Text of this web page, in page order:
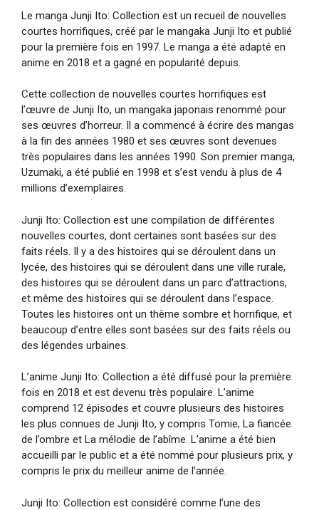
Le manga Junji Ito: Collection est un recueil de nouvelles
courtes horrifiques, créé par le mangaka Junji Ito et publié
pour la première fois en 1997. Le manga a été adapté en
anime en 2018 et a gagné en popularité depuis.
Cette collection de nouvelles courtes horrifiques est
l’œuvre de Junji Ito, un mangaka japonais renommé pour
ses œuvres d’horreur. Il a commencé à écrire des mangas
à la fin des années 1980 et ses œuvres sont devenues
très populaires dans les années 1990. Son premier manga,
Uzumaki, a été publié en 1998 et s’est vendu à plus de 4
millions d’exemplaires.
Junji Ito: Collection est une compilation de différentes
nouvelles courtes, dont certaines sont basées sur des
faits réels. Il y a des histoires qui se déroulent dans un
lycée, des histoires qui se déroulent dans une ville rurale,
des histoires qui se déroulent dans un parc d’attractions,
et même des histoires qui se déroulent dans l’espace.
Toutes les histoires ont un thème sombre et horrifique, et
beaucoup d’entre elles sont basées sur des faits réels ou
des légendes urbaines.
L’anime Junji Ito: Collection a été diffusé pour la première
fois en 2018 et est devenu très populaire. L’anime
comprend 12 épisodes et couvre plusieurs des histoires
les plus connues de Junji Ito, y compris Tomie, La fiancée
de l’ombre et La mélodie de l’abîme. L’anime a été bien
accueilli par le public et a été nommé pour plusieurs prix, y
compris le prix du meilleur anime de l’année.
Junji Ito: Collection est considéré comme l’une des